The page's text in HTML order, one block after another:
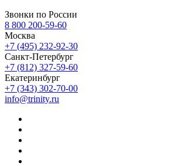
Звонки по России
8 800 200-59-60
Москва
+7 (495) 232-92-30
Санкт-Петербург
+7 (812) 327-59-60
Екатеринбург
+7 (343) 302-70-00
info@trinity.ru